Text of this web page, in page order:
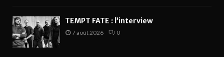
TEMPT FATE : l’interview
7 août 2026 0